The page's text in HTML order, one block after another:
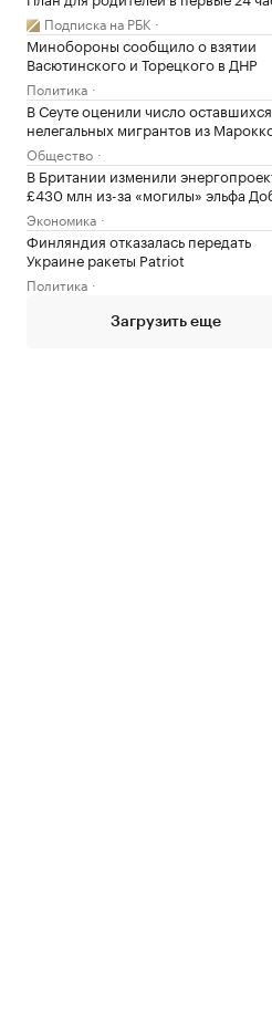
Подписка на РБК
Минобороны сообщило о взятии
Васютинского и Торецкого в ДНР
Политика
В Сеуте оценили число оставшихся
нелегальных мигрантов из
Общество
В Британии изменили
£430 млн из-за «могилы» эльфа
Экономика
Финляндия отказалась передать
Украине ракеты Patriot
Политика
Загрузить еще